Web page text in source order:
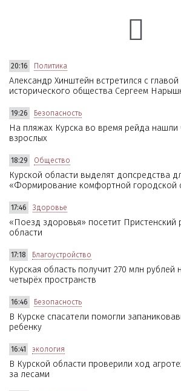
20:16 Политика
Александр Хинштейн встретился с
исторического общества Сергеем
19:26 Безопасность
На пляжах Курска во время рейда нашли
взрослых
18:29 Общество
Курской области выделят допсредства
«Формирование комфортной городской
17:46 Здоровье
«Поезд здоровья» посетит Пристенский
области
17:18 Благоустройство
Курская область получит 270 млн рублей
четырёх пространств
16:46 Безопасность
В Курске спасатели помогли
ребенку
16:41 экология
В Курской области проверили ход
за лесами